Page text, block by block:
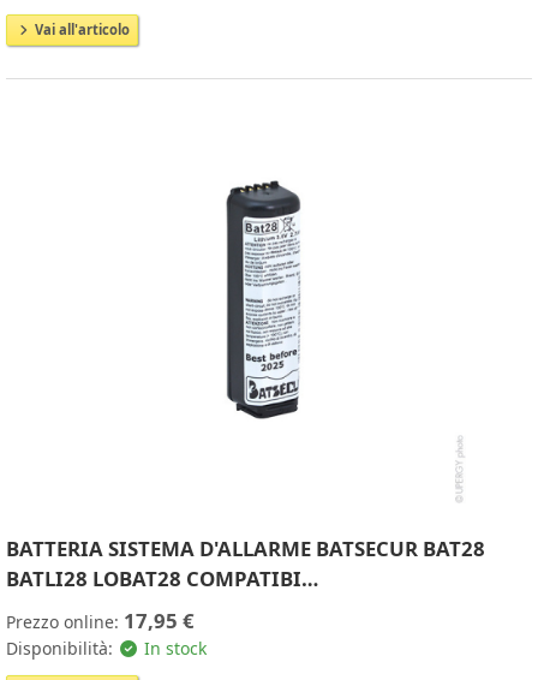
Vai all'articolo
BATTERIA SISTEMA D'ALLARME BATSECUR BAT28
BATLI28 LOBAT28 COMPATIBI…
Prezzo online: 17,95 €
Disponibilità: In stock